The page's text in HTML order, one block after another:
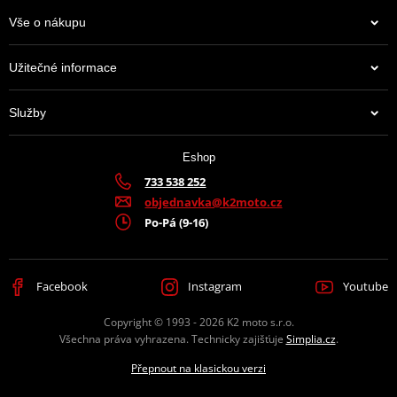
JT Sprockets je leader na trhu s kolečky a rozetami, který prodává
moderní továrnu plnou CNC strojů, které zpracovávají ty top
materiály, jaké se používají. A mají jich hodně. Prakticky na
D.I.D + JT
zlatá
Vše o nákupu
Užitečné informace
Služby
Eshop
733 538 252
objednavka@k2moto.cz
Po-Pá (9-16)
Facebook Instagram Youtube
Copyright © 1993 - 2026 K2 moto s.r.o.
Všechna práva vyhrazena. Technicky zajišťuje Simplia.cz.
Přepnout na klasickou verzi